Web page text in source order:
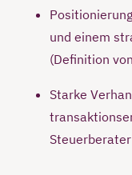
und einem
(Definition
Starke